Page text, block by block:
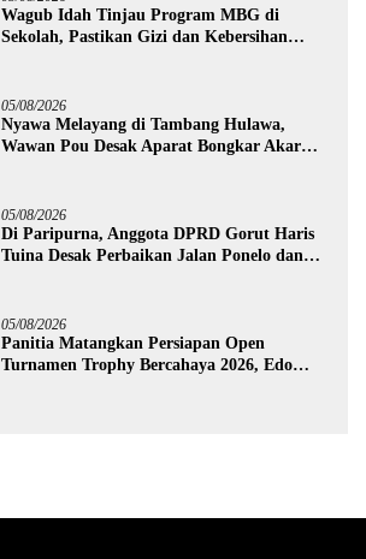
Wagub Idah Tinjau Program MBG di
Sekolah, Pastikan Gizi dan Kebersihan
05/08/2026
Nyawa Melayang di Tambang Hulawa,
Wawan Pou Desak Aparat Bongkar Akar
05/08/2026
Di Paripurna, Anggota DPRD Gorut Haris
Tuina Desak Perbaikan Jalan Ponelo dan
05/08/2026
Panitia Matangkan Persiapan Open
Turnamen Trophy Bercahaya 2026, Edo